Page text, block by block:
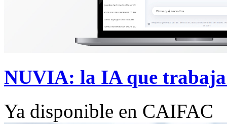
NUVIA: la IA que
Ya disponible en CAIFAC